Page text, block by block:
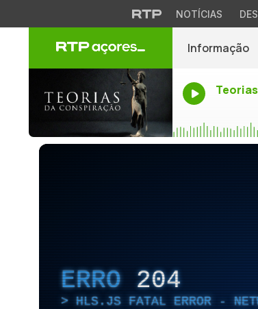
NOTÍCIAS
Informação
ERRO 204
HLS.JS FATAL ERROR -